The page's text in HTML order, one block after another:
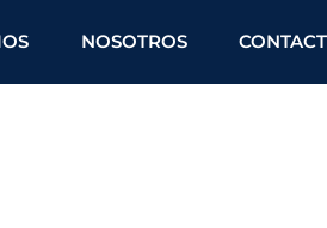
NOSOTROS